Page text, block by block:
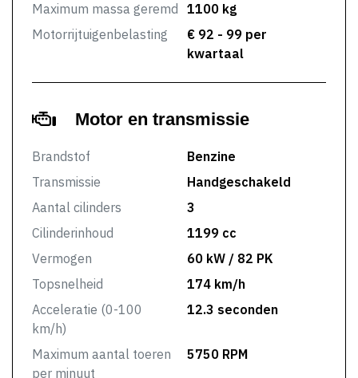
Maximum massa geremd
1100 kg
Motorrijtuigenbelasting
€ 92 - 99 per
kwartaal
Motor en transmissie
Brandstof
Benzine
Transmissie
Handgeschakeld
Aantal cilinders
3
Cilinderinhoud
1199 cc
Vermogen
60 kW / 82 PK
Topsnelheid
174 km/h
Acceleratie (0-100
km/h)
12.3 seconden
Maximum aantal toeren
per minuut
5750 RPM